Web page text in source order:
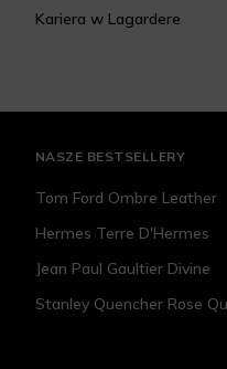
Kariera w Lagardere
NASZE BESTSELLERY
Tom Ford Ombre Leather
Hermes Terre D'Hermes
Jean Paul Gaultier Divine
Stanley Quencher Rose